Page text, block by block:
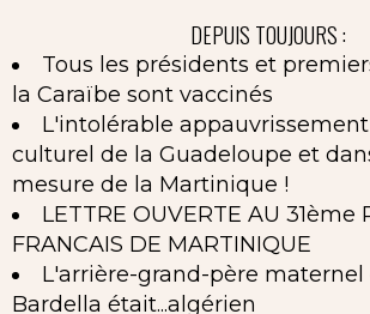
DEPUIS TOUJOURS :
Tous les présidents et
la Caraïbe sont vaccinés
L'intolérable
culturel de la Guadeloupe et
mesure de la Martinique !
LETTRE OUVERTE AU 31ème
FRANCAIS DE MARTINIQUE
L'arrière-grand-père maternel
Bardella était...algérien